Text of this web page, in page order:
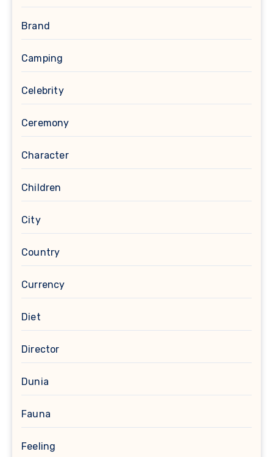
Brand
Camping
Celebrity
Ceremony
Character
Children
City
Country
Currency
Diet
Director
Dunia
Fauna
Feeling